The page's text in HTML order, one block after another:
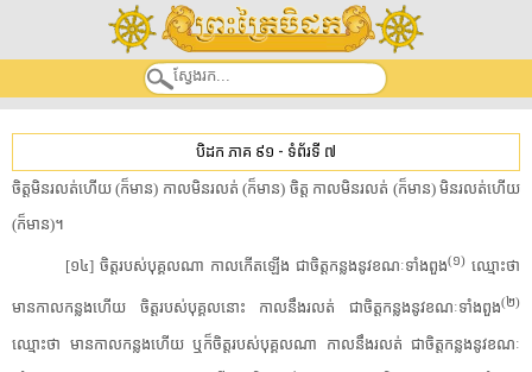
បិដក ភាគ ៩១ - ទំព័រទី ៧
ចិត្ត​មិន​រលត់​ហើយ (ក៏​មាន) កាល​មិន​រលត់ (ក៏​មាន) ចិត្ត កាល​មិន​រលត់ (ក៏​មាន) មិន​រលត់​ហើយ
(ក៏​មាន)។
[១៤] ចិត្ត​របស់​បុគ្គល​ណា កាល​កើតឡើង ជា​ចិត្ត​កន្លង​នូវ​ខណៈ​ទាំងពួង(១) ឈ្មោះថា
មានកាល​កន្លង​ហើយ ចិត្ត​របស់​បុគ្គល​នោះ កាល​នឹង​រលត់ ជា​ចិត្ត​កន្លង​នូវ​ខណៈ​ទាំងពួង(២)
ឈ្មោះថា មានកាល​កន្លង​ហើយ ឬក៏​ចិត្ត​របស់​បុគ្គល​ណា កាល​នឹង​រលត់ ជា​ចិត្ត​កន្លង​នូវ​ខណៈ​